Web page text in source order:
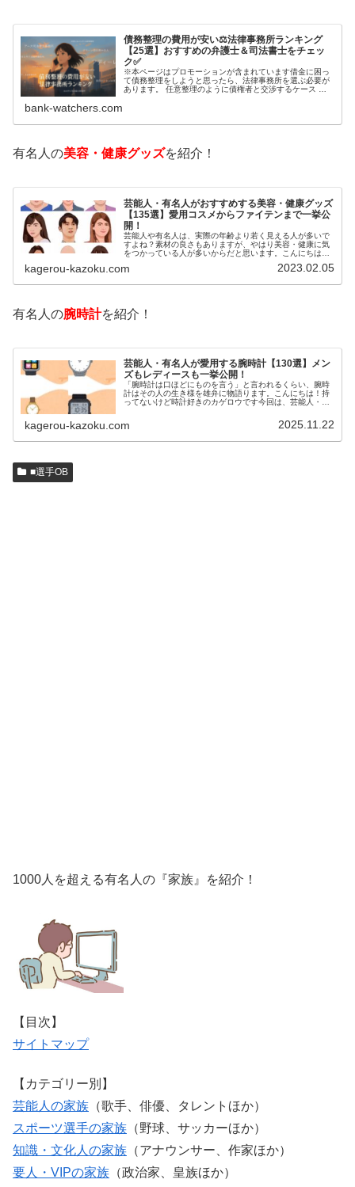
債務整理の費用が安い⚖️法律事務所ランキング
【25選】おすすめの弁護士＆司法書士をチェッ
ク✅
※本ページはプロモーションが含まれています借金に困っ
て債務整理をしようと思ったら、法律事務所を選ぶ必要が
あります。 任意整理のように債権者と交渉するケース 自
bank-watchers.com
有名人の美容・健康グッズを紹介！
芸能人・有名人がおすすめする美容・健康グッズ
【135選】愛用コスメからファイテンまで一挙公
開！
芸能人や有名人は、実際の年齢より若く見える人が多いで
すよね？素材の良さもありますが、やはり美容・健康に気
をつかっている人が多いからだと思います。こんにちは！
いるのでしょうか？今回は、芸能人…
kagerou-kazoku.com 2023.02.05
有名人の腕時計を紹介！
芸能人・有名人が愛用する腕時計【130選】メン
ズもレディースも一挙公開！
「腕時計は口ほどにものを言う」と言われるくらい、腕時
計はその人の生き様を雄弁に物語ります。こんにちは！持
ってないけど時計好きのカゲロウです今回は、芸能人・有
kagerou-kazoku.com 2025.11.22
■選手OB
1000人を超える有名人の『家族』を紹介！
【目次】
サイトマップ
【カテゴリー別】
芸能人の家族 （歌手、俳優、タレントほか）
スポーツ選手の家族 （野球、サッカーほか）
知識・文化人の家族 （アナウンサー、作家ほか）
要人・VIPの家族 （政治家、皇族ほか）